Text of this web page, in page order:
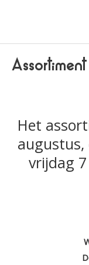
inhoud
Assortiment
Het
vrijdag